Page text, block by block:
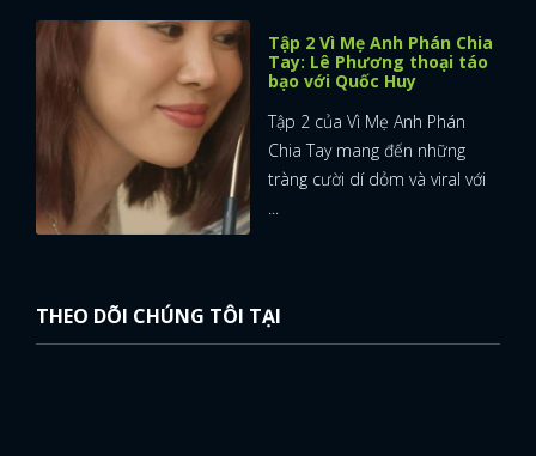
Tập 2 Vì Mẹ Anh Phán Chia
Tay: Lê Phương thoại táo
bạo với Quốc Huy
Tập 2 của Vì Mẹ Anh Phán
Chia Tay mang đến những
tràng cười dí dỏm và viral với
...
THEO DÕI CHÚNG TÔI TẠI